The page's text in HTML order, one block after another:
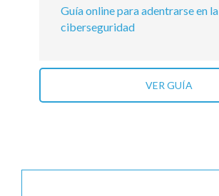
Guía online para adentrarse en la
ciberseguridad
VER GUÍA